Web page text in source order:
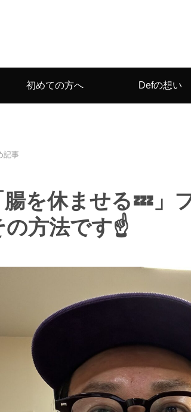
初めての方へ Defの想い
記事
腸を休ませる💤」
の方法です☝️